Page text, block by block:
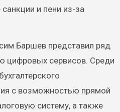
и пени из-за
Баршев представил ряд
цифровых сервисов. Среди
с возможностью прямой
систему, а также